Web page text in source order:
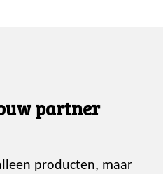
partner
producten, maar